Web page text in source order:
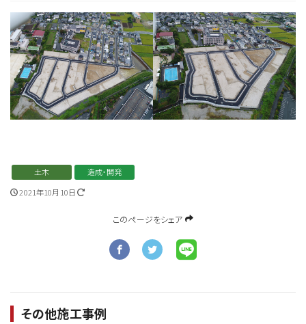
土木
造成・開発
2021年10月10日
このページをシェア
その他施工事例